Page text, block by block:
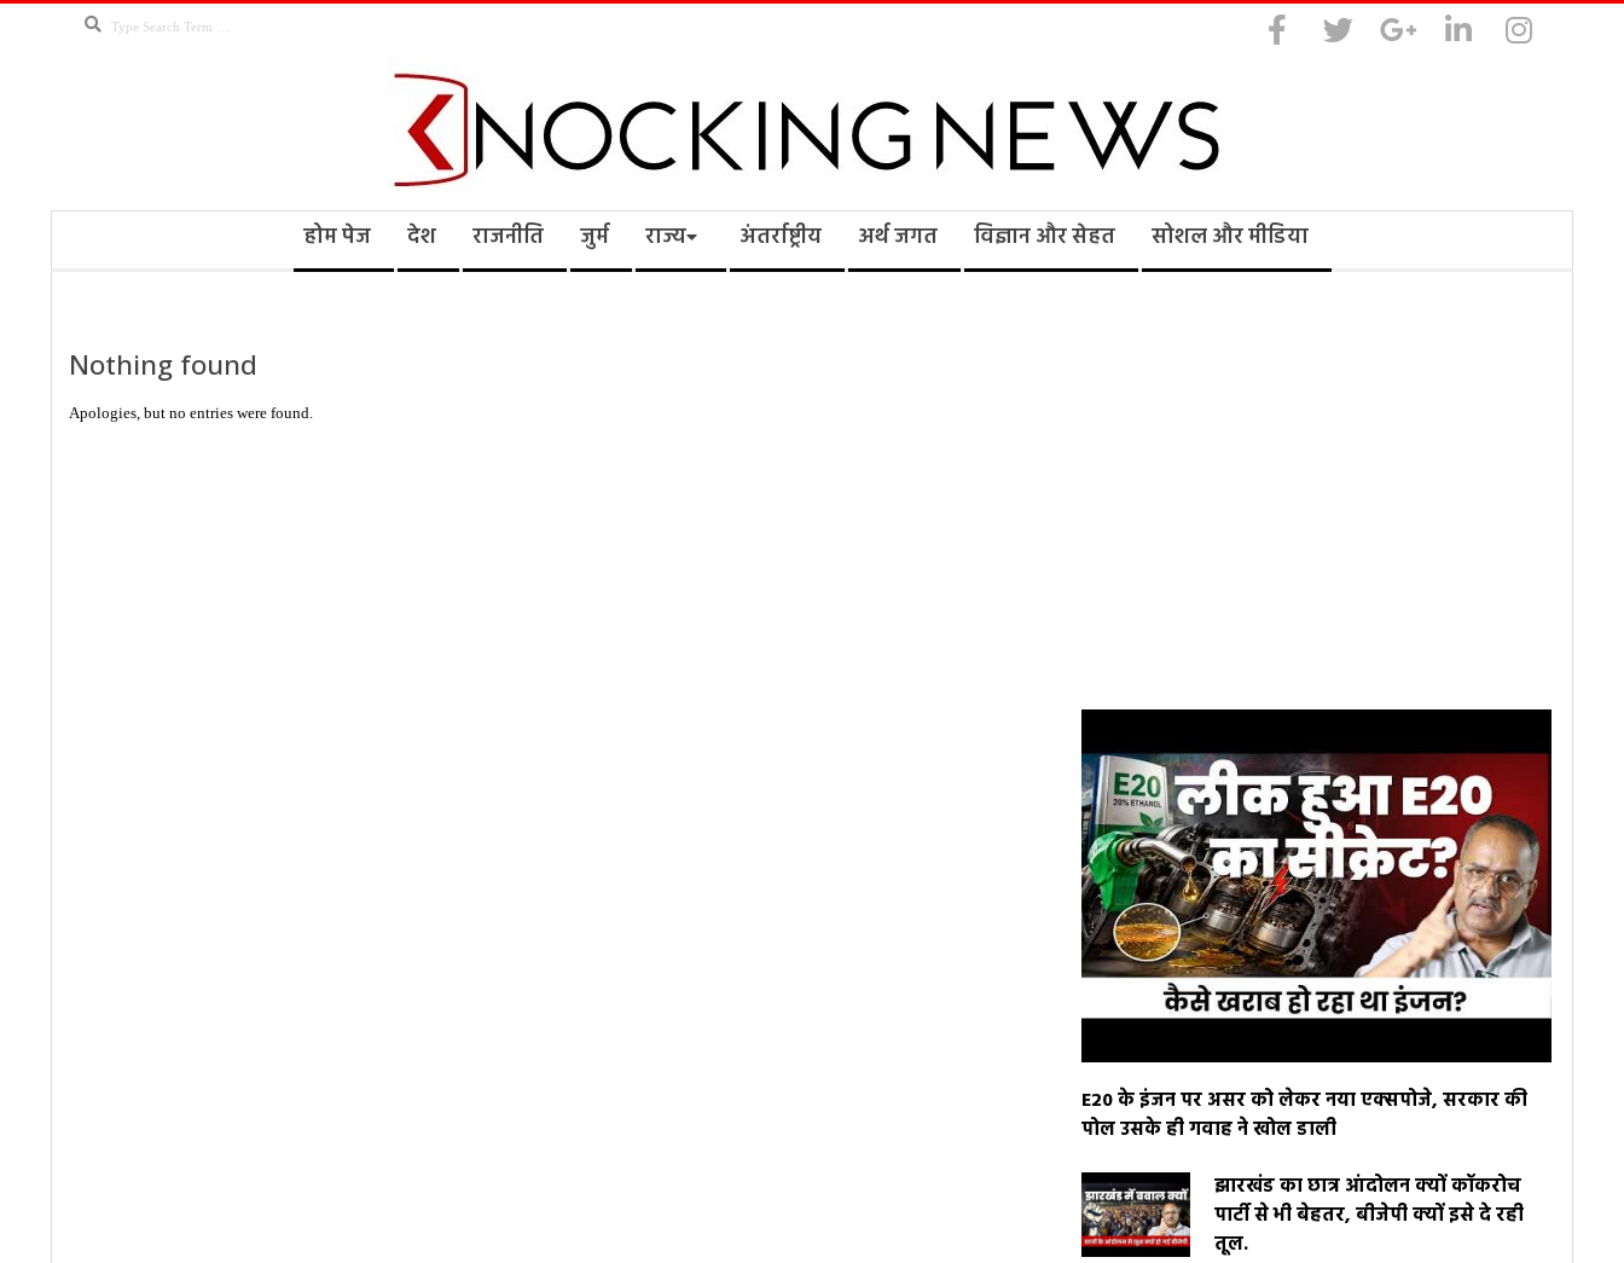
Search
Knocking
होम पेज देश राजनीति जुर्म राज्य अंतर्राष्ट्रीय अर्थ जगत विज्ञान और सेहत सोशल और मीडिया
Nothing found
Apologies, but no entries were found.
E20 के इंजन पर असर को लेकर नया एक्सपोजे, सरकार की
पोल उसके ही गवाह ने खोल डाली
झारखंड का छात्र आंदोलन क्यों कॉकरोच
पार्टी से भी बेहतर, बीजेपी क्यों इसे दे रही
तूल.